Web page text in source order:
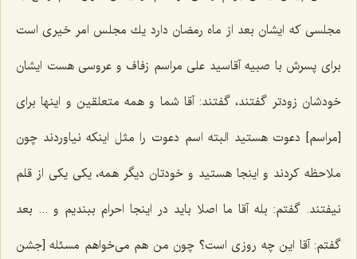
مجلسی كه ایشان بعد از ماه رمضان دارد یك مجلس امر خیری است
برای پسرش با صبیه آقاسید علی مراسم زفاف و عروسی هست ایشان
خودشان زودتر گفتند، گفتند: آقا شما و همه متعلقین و اینها برای
[مراسم‌] دعوت هستید البته اسم دعوت را مثل اینكه نیاوردند چون
ملاحظه كردند و اینجا هستید و خودتان دیگر همه، یكی یكی از قلم
نیفتند. گفتم: بله آقا ما اصلا باید در اینجا احرام ببندیم و ... بعد
گفتم: آقا این چه روزی است؟ چون من هم می‌خواهم مسئله [جشن